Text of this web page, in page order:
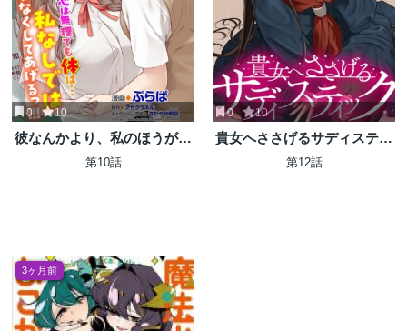
0 10
彼なんかより、私のほうがい
いでしょ?
第10話
0 10
貴女へささげるサディスティ
ック
第12話
3ヶ月前